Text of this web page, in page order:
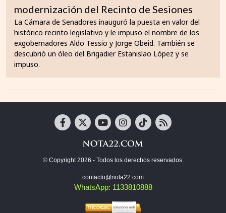
modernización del Recinto de Sesiones
La Cámara de Senadores inauguró la puesta en valor del
histórico recinto legislativo y le impuso el nombre de los
exgobernadores Aldo Tessio y Jorge Obeid. También se
descubrió un óleo del Brigadier Estanislao López y se
impuso.
© Copyright 2026 - Todos los derechos reservados.
contacto@nota22.com
WhatsApp: 1133810888